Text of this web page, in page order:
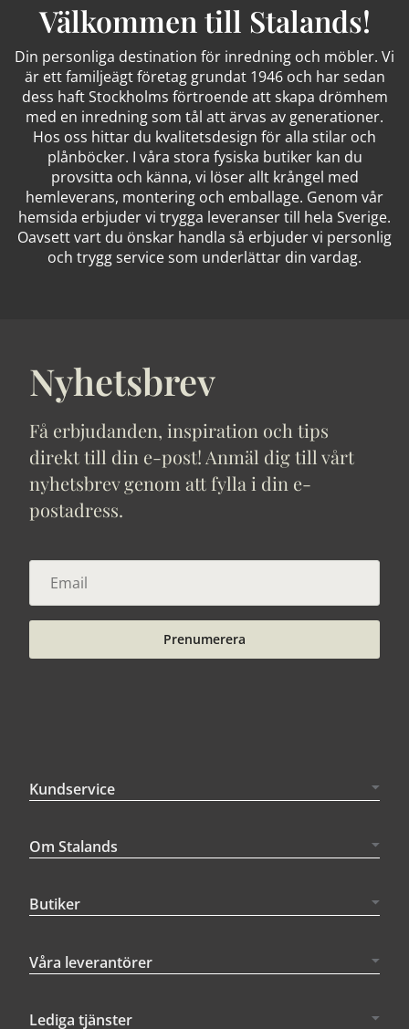
Välkommen till Stalands!
Din personliga destination för inredning och möbler. Vi
är ett familjeägt företag grundat 1946 och har sedan
dess haft Stockholms förtroende att skapa drömhem
med en inredning som tål att ärvas av generationer.
Hos oss hittar du kvalitetsdesign för alla stilar och
plånböcker. I våra stora fysiska butiker kan du
provsitta och känna, vi löser allt krångel med
hemleverans, montering och emballage. Genom vår
hemsida erbjuder vi trygga leveranser till hela Sverige.
Oavsett vart du önskar handla så erbjuder vi personlig
och trygg service som underlättar din vardag.
Nyhetsbrev
Få erbjudanden, inspiration och tips
direkt till din e-post! Anmäl dig till vårt
nyhetsbrev genom att fylla i din e-
postadress.
Prenumerera
Kundservice
Om Stalands
Butiker
Våra leverantörer
Lediga tjänster